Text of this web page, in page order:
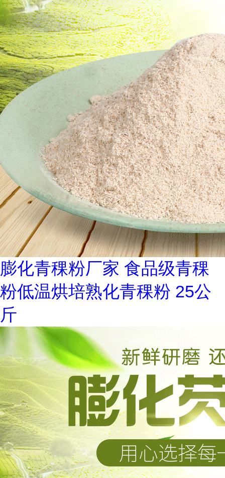
膨化青稞粉厂家 食品级青稞
粉低温烘培熟化青稞粉 25公
斤